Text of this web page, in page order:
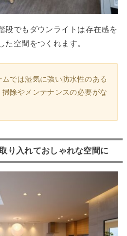
段でもダウンライトは存在感を
た空間をつくれます。
ムでは湿気に強い防水性のある
掃除やメンテナンスの必要がな
り入れておしゃれな空間に